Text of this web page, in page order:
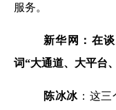
服务。
新华网：在
词“大通道、大平台
陈冰冰：这三